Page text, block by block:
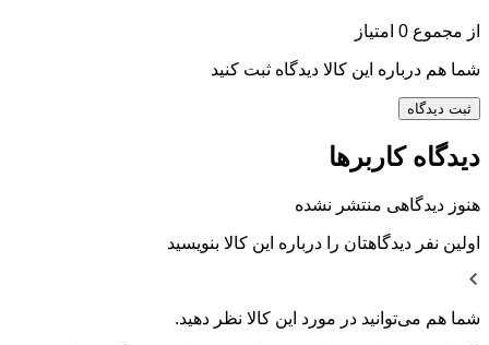
از مجموع 0 امتیاز
شما هم درباره این کالا دیدگاه ثبت کنید
ثبت دیدگاه
دیدگاه کاربرها
هنوز دیدگاهی منتشر نشده
اولین نفر دیدگاهتان را درباره این کالا بنویسید
شما هم می‌توانید در مورد این کالا نظر دهید.